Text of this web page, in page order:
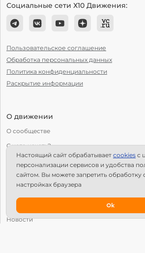
Социальные сети Х10 Движения:
Пользовательское соглашение
Обработка персональных данных
Политика конфиденциальности
Раскрытие информации
О движении
О сообществе
С чего начать?
Структура Х10
Как стать региональным лидером?
Новости
Настоящий сайт обрабатывает сookies с
персонализации сервисов и удобства
сайтом. Вы можете запретить обработку
настройках браузера
Ok